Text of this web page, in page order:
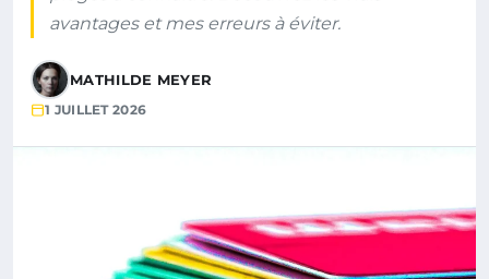
avantages et mes erreurs à éviter.
MATHILDE MEYER
1 JUILLET 2026